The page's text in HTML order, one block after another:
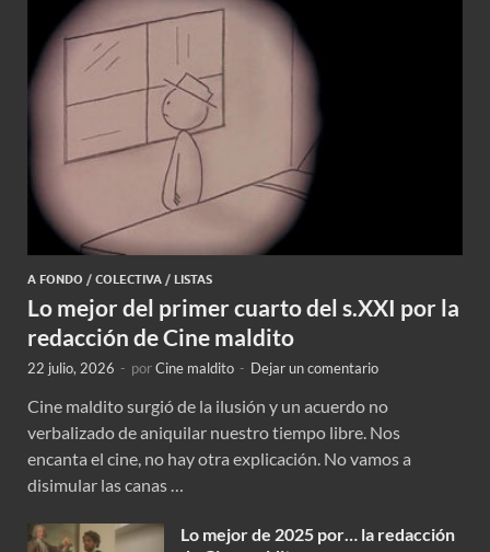
A FONDO / COLECTIVA / LISTAS
Lo mejor del primer cuarto del s.XXI por la
redacción de Cine maldito
22 julio, 2026 - porCine maldito - Dejar un comentario
Cine maldito surgió de la ilusión y un acuerdo no
verbalizado de aniquilar nuestro tiempo libre. Nos
encanta el cine, no hay otra explicación. No vamos a
disimular las canas …
Lo mejor de 2025 por… la redacción